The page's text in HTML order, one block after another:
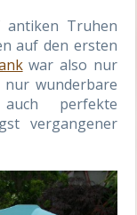
Truhen
auf den ersten
war also nur
wunderbare
auch perfekte
vergangener